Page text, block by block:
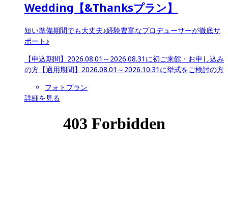
Wedding【&Thanksプラン】
短い準備期間でも大丈夫♪経験豊富なプロデューサーが徹底サ
ポート♪
【申込期間】 2026.08.01～2026.08.31に初ご来館・お申し込み
の方 【適用期間】 2026.08.01～2026.10.31に挙式をご検討の方
フォトプラン
詳細を見る